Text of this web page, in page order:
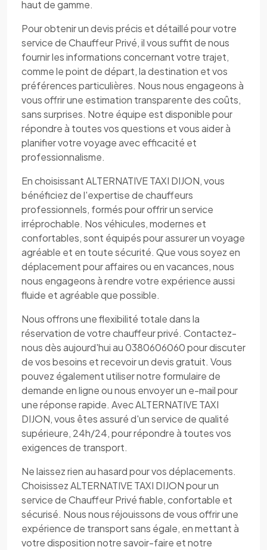
haut de gamme.
Pour obtenir un devis précis et détaillé pour votre
service de Chauffeur Privé, il vous suffit de nous
fournir les informations concernant votre trajet,
comme le point de départ, la destination et vos
préférences particulières. Nous nous engageons à
vous offrir une estimation transparente des coûts,
sans surprises. Notre équipe est disponible pour
répondre à toutes vos questions et vous aider à
planifier votre voyage avec efficacité et
professionnalisme.
En choisissant ALTERNATIVE TAXI DIJON, vous
bénéficiez de l'expertise de chauffeurs
professionnels, formés pour offrir un service
irréprochable. Nos véhicules, modernes et
confortables, sont équipés pour assurer un voyage
agréable et en toute sécurité. Que vous soyez en
déplacement pour affaires ou en vacances, nous
nous engageons à rendre votre expérience aussi
fluide et agréable que possible.
Nous offrons une flexibilité totale dans la
réservation de votre chauffeur privé. Contactez-
nous dès aujourd'hui au 0380606060 pour discuter
de vos besoins et recevoir un devis gratuit. Vous
pouvez également utiliser notre formulaire de
demande en ligne ou nous envoyer un e-mail pour
une réponse rapide. Avec ALTERNATIVE TAXI
DIJON, vous êtes assuré d'un service de qualité
supérieure, 24h/24, pour répondre à toutes vos
exigences de transport.
Ne laissez rien au hasard pour vos déplacements.
Choisissez ALTERNATIVE TAXI DIJON pour un
service de Chauffeur Privé fiable, confortable et
sécurisé. Nous nous réjouissons de vous offrir une
expérience de transport sans égale, en mettant à
votre disposition notre savoir-faire et notre